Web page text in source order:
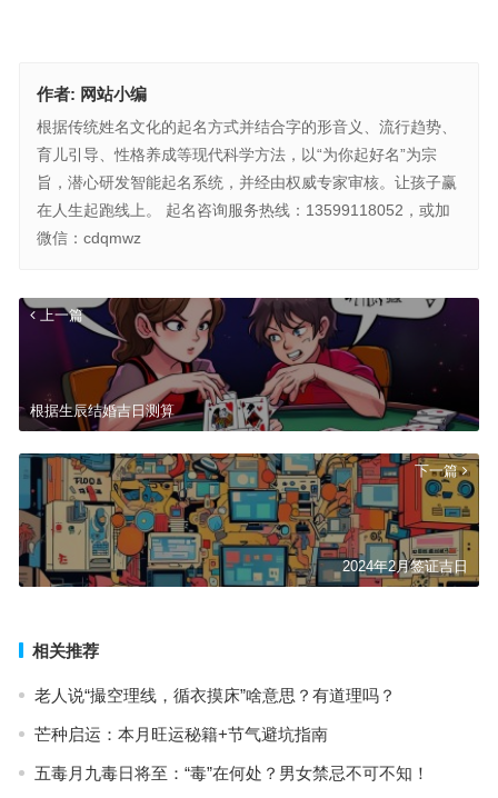
作者: 网站小编
根据传统姓名文化的起名方式并结合字的形音义、流行趋势、
育儿引导、性格养成等现代科学方法，以“为你起好名”为宗
旨，潜心研发智能起名系统，并经由权威专家审核。让孩子赢
在人生起跑线上。 起名咨询服务热线：13599118052，或加
微信：cdqmwz
上一篇
根据生辰结婚吉日测算
下一篇
2024年2月签证吉日
相关推荐
老人说“撮空理线，循衣摸床”啥意思？有道理吗？
芒种启运：本月旺运秘籍+节气避坑指南
五毒月九毒日将至：“毒”在何处？男女禁忌不可不知！